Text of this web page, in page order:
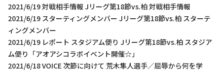
2021/6/19 対戦相手情報 Jリーグ第18節vs.柏 対戦相手情報
2021/6/19 スターティングメンバー Jリーグ第18節vs.柏 スターテ
ィングメンバー
2021/6/19 レポート スタジアム便り Jリーグ第18節vs.柏 スタジア
ム便り「アオアシコラボイベント開催☆」
2021/6/18 VOICE 次節に向けて 荒木隼人選手／屈辱から何を学